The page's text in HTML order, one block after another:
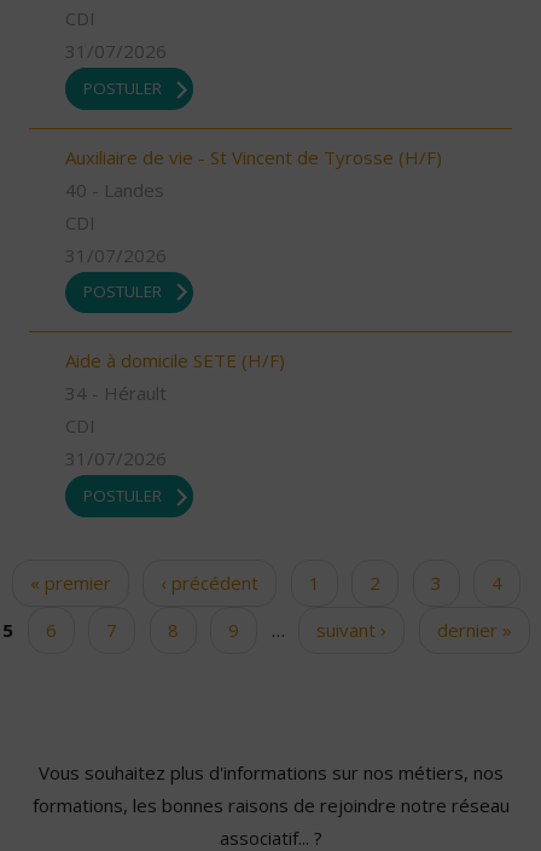
CDI
31/07/2026
POSTULER
Auxiliaire de vie - St Vincent de Tyrosse (H/F)
40 - Landes
CDI
31/07/2026
POSTULER
Aide à domicile SETE (H/F)
34 - Hérault
CDI
31/07/2026
POSTULER
Pages
« premier ‹ précédent 1 2 3
4
5
6 7 8 9 … suivant › dernier »
Vous souhaitez plus d'informations sur nos métiers, nos
formations, les bonnes raisons de rejoindre notre réseau
associatif... ?